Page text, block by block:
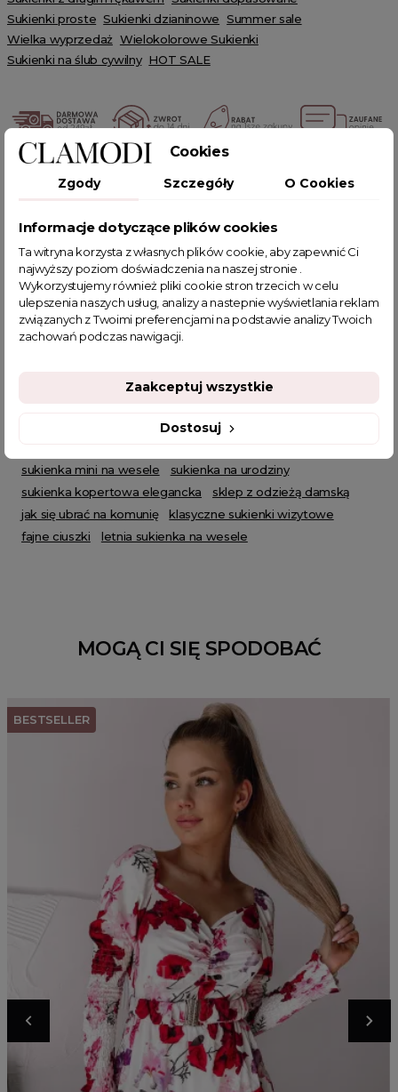
Sukienki proste Sukienki dzianinowe Summer sale
Wielka wyprzedaż Wielokolorowe Sukienki
Sukienki na ślub cywilny HOT SALE
POWIĄZANE TAGI
sukienka w kwiaty sukienka mini
kwiecista sukienka
kremowa sukienka
sukienka z zakładkami
sukienki damskie na lato
sukienki wieczorowe krótkie
sukienki do pracy
prosta sukienka na wesele
kolorowa sukienka
sukienka w kwiaty na wesele
sukienka na imprezę urodzinową
sukienka z bufiastymi rękawami
sukienki w kwiatki
sklep z sukienkami
sukienka mini na wesele
sukienka na urodziny
sukienka kopertowa elegancka
sklep z odzieżą damską
jak się ubrać na komunię
klasyczne sukienki wizytowe
fajne ciuszki
letnia sukienka na wesele
MOGĄ CI SIĘ SPODOBAĆ
BESTSELLER
Cookies
Zgody Szczegóły O Cookies
Informacje dotyczące plików cookies
Ta witryna korzysta z własnych plików cookie, aby zapewnić Ci
najwyższy poziom doświadczenia na naszej stronie .
Wykorzystujemy również pliki cookie stron trzecich w celu
ulepszenia naszych usług, analizy a nastepnie wyświetlania reklam
związanych z Twoimi preferencjami na podstawie analizy Twoich
zachowań podczas nawigacji.
Dostosuj
Zaakceptuj wszystkie